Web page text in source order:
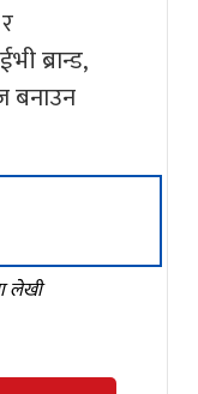
ब्रान्ड,
बनाउन
लेखी